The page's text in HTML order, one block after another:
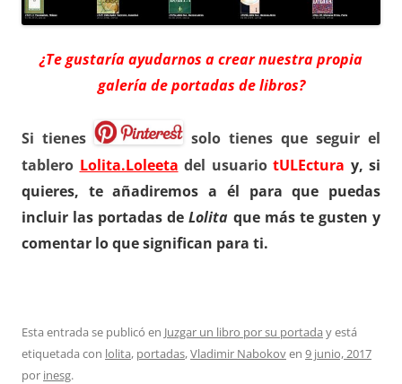
¿Te gustaría ayudarnos a crear nuestra propia
galería de portadas de libros?
Si tienes
solo tienes que seguir el
tablero Lolita.Loleeta del usuario tULEctura y, si
quieres, te añadiremos a él para que puedas
incluir las portadas deLolita que más te gusten y
comentar lo que significan para ti.
Esta entrada se publicó en Juzgar un libro por su portada y está
etiquetada con lolita, portadas,Vladimir Nabokoven 9 junio, 2017
por inesg.